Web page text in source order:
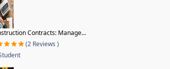
Contracts: Manage...
(2 Reviews )